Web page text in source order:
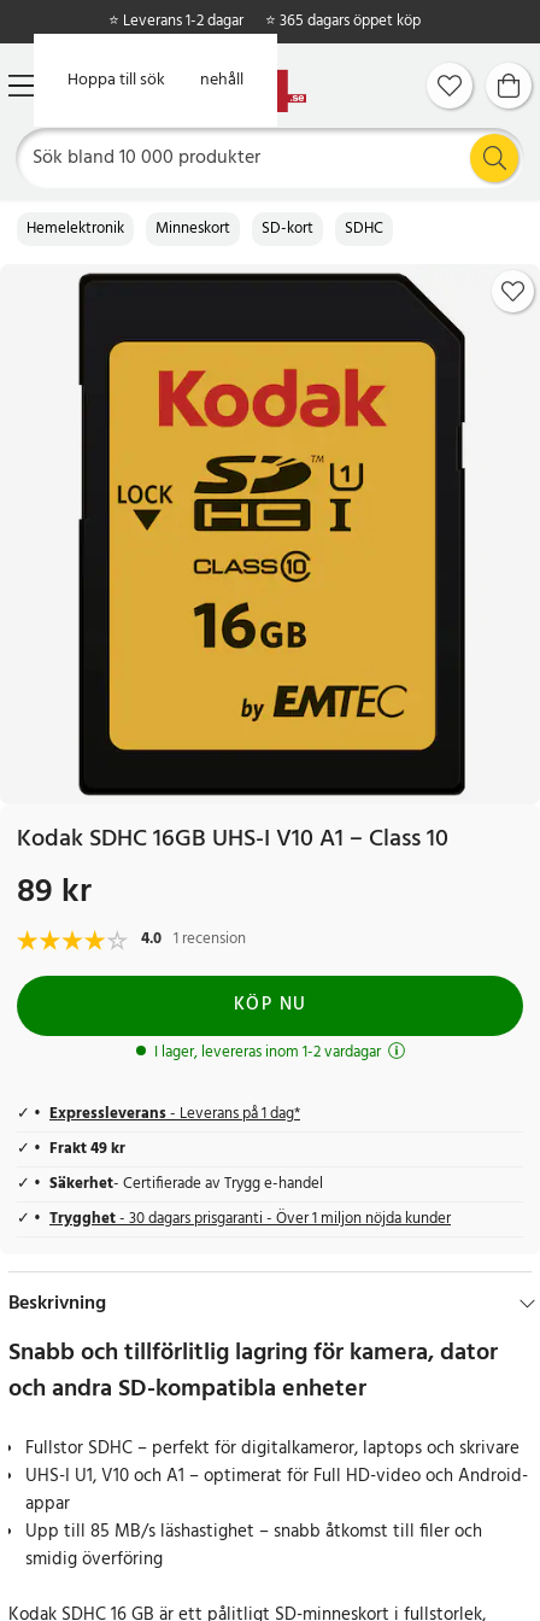
Hoppa till huvudinnehåll
Hoppa till sök
⭐ Leverans 1-2 dagar ⭐ 365 dagars öppet köp
Hemelektronik Minneskort SD-kort SDHC
Kodak SDHC 16GB UHS-I V10 A1 – Class 10
Pris: 89 kr
89 kr
4.0 1 recension
KÖP NU
I lager, levereras inom 1-2 vardagar
Expressleverans- Leverans på 1 dag*
Frakt 49 kr
Säkerhet- Certifierade av Trygg e-handel
Trygghet- 30 dagars prisgaranti - Över 1 miljon nöjda kunder
Beskrivning
Snabb och tillförlitlig lagring för kamera, dator
och andra SD-kompatibla enheter
Fullstor SDHC – perfekt för digitalkameror, laptops och skrivare
UHS-I U1, V10 och A1 – optimerat för Full HD-video och Android-
appar
Upp till 85 MB/s läshastighet – snabb åtkomst till filer och
smidig överföring
Kodak SDHC 16 GB är ett pålitligt SD-minneskort i fullstorlek,